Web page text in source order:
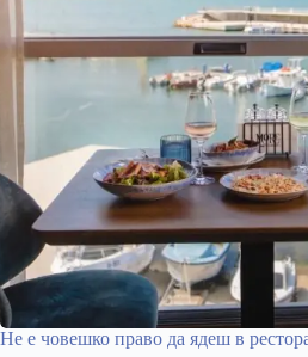
Не е човешко право да ядеш в